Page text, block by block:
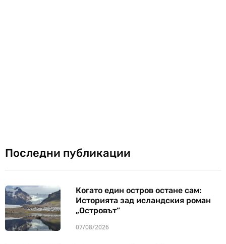
Последни публикации
Когато един остров остане сам:
Историята зад исландския роман
„Островът“
07/08/2026